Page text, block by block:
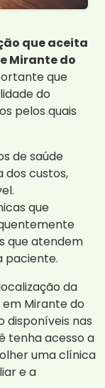
que aceita
Mirante do
que
do
pelos quais
de saúde
custos,
que
que atendem
paciente.
da
Mirante do
disponíveis nas
tenha acesso a
uma clínica
e a